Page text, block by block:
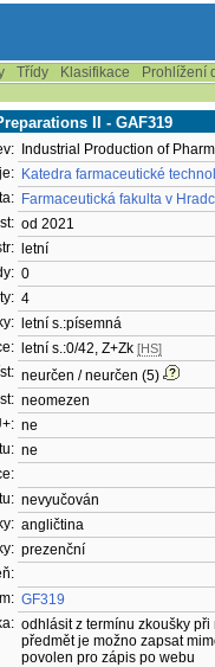
Třídy Klasifikace
Prohlížení
II - GAF319
Industrial Production of
Katedra farmaceutické
Farmaceutická fakulta v
od 2021
letní
0
4
letní s.:písemná
letní s.:0/42, Z+Zk [HS]
neurčen / neurčen (5)
neomezen
ne
ne
nevyučován
angličtina
prezenční
GF319
odhlásit z termínu zkoušky
předmět je možno zapsat
povolen pro zápis po webu